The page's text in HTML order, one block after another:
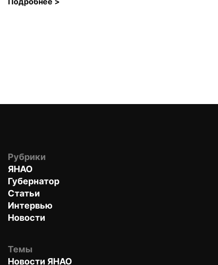
Рубрики
ЯНАО
Губернатор
Статьи
Интервью
Новости
Темы
Новости ЯНАО